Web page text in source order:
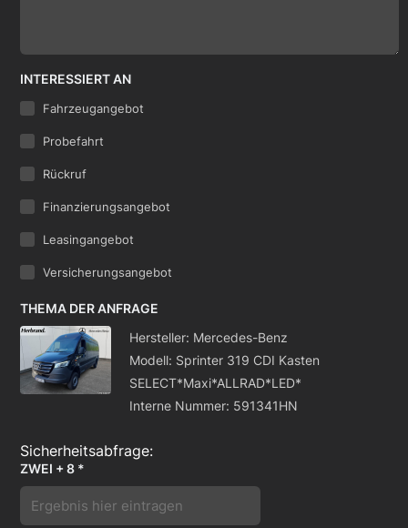
INTERESSIERT AN
Fahrzeugangebot
Probefahrt
Rückruf
Finanzierungsangebot
Leasingangebot
Versicherungsangebot
THEMA DER ANFRAGE
Hersteller: Mercedes-Benz
Modell: Sprinter 319 CDI Kasten
SELECT*Maxi*ALLRAD*LED*
Interne Nummer: 591341HN
ZWEI + 8 *